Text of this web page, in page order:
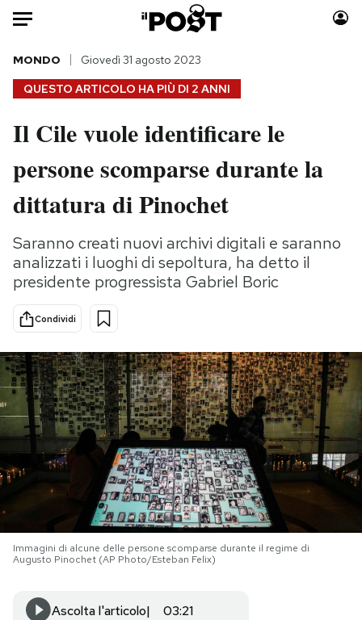
Auto
HOME
Italia
Politica
Tecnologia
Scienza
Cultura
Sport
Moda
Consumismi
Storie/Idee
Media
Europa
PODCAST
NEWSLETTER
I MIEI PREFERITI
SHOP
CALENDARIO
QUESTO ARTICOLO HA PIÙ DI 2 ANNI
MONDO Giovedì 31 agosto 2023
Il Cile vuole identificare le
persone scomparse durante la
dittatura di Pinochet
Saranno creati nuovi archivi digitali e saranno
analizzati i luoghi di sepoltura, ha detto il
presidente progressista Gabriel Boric
Condividi
Immagini di alcune delle persone scomparse durante il regime di
Augusto Pinochet (AP Photo/Esteban Felix)
Ascolta l'articolo 03:21